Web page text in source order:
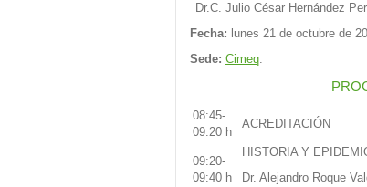
Dr.C. Julio César Hernández
Fecha: lunes 21 de octubre de
Sede: Cimeq.
08:45-
09:20 h
ACREDITACIÓN
09:20-
09:40 h
HISTORIA Y
Dr. Alejandro Roque